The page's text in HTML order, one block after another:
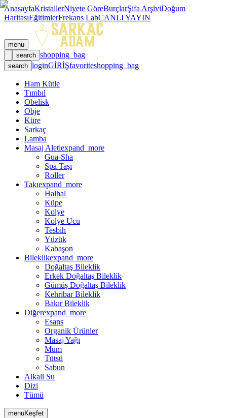
AnasayfaKristallerNiyete GöreBurçlarŞifa ArşiviDoğum
HaritasıEğitimlerFrekans LabCANLI YAYIN
menu
search shopping_bag
search loginGİRİŞfavoriteshopping_bag
Ham Kütle
Tımbıl
Obelisk
Obje
Küre
Sarkaç
Lamba
Masaj Aletiexpand_more
Gua-Sha
Spa Taşı
Roller
Takıexpand_more
Halhal
Küpe
Kolye
Kolye Ucu
Tesbih
Yüzük
Kabaşon
Bileklikexpand_more
Doğaltaş Bileklik
Erkek Doğaltaş Bileklik
Gümüş Doğaltaş Bileklik
Kehribar Bileklik
Bakır Bileklik
Diğerexpand_more
Esans
Organik Ürünler
Masaj Yağı
Mum
Tütsü
Sabun
Alkali Su
Dizi
Tümü
menuKeşfet